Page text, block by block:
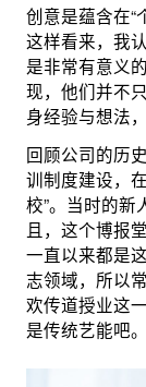
创意是蕴含在“
这样看来，我
是非常有意义
现，他们并不
身经验与想法
回顾公司的历
训制度建设，
校”。当时的新
且，这个博报
一直以来都是
志领域，所以
欢传道授业这
是传统艺能吧。